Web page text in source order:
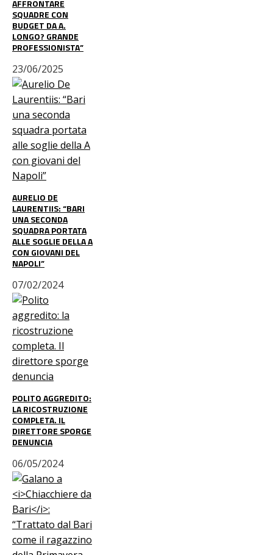
AFFRONTARE
SQUADRE CON
BUDGET DA A.
LONGO? GRANDE
PROFESSIONISTA”
23/06/2025
AURELIO DE
LAURENTIIS: “BARI
UNA SECONDA
SQUADRA PORTATA
ALLE SOGLIE DELLA A
CON GIOVANI DEL
NAPOLI”
07/02/2024
POLITO AGGREDITO:
LA RICOSTRUZIONE
COMPLETA. IL
DIRETTORE SPORGE
DENUNCIA
06/05/2024